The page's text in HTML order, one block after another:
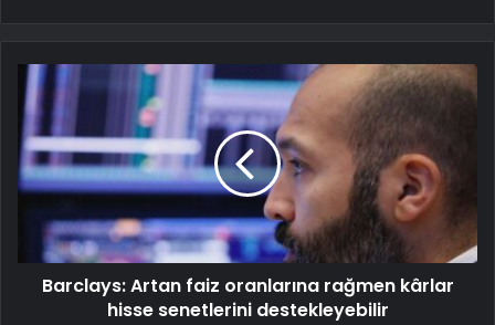
Barclays: Artan faiz oranlarına rağmen kârlar
hisse senetlerini destekleyebilir